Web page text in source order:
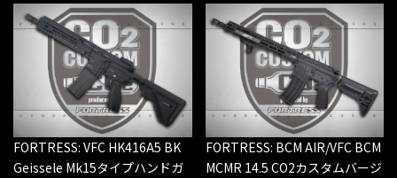
FORTRESS: VFC HK416A5 BK
Geissele Mk15タイプハンドガ
FORTRESS: BCM AIR/VFC BCM
MCMR 14.5 CO2カスタムバージ